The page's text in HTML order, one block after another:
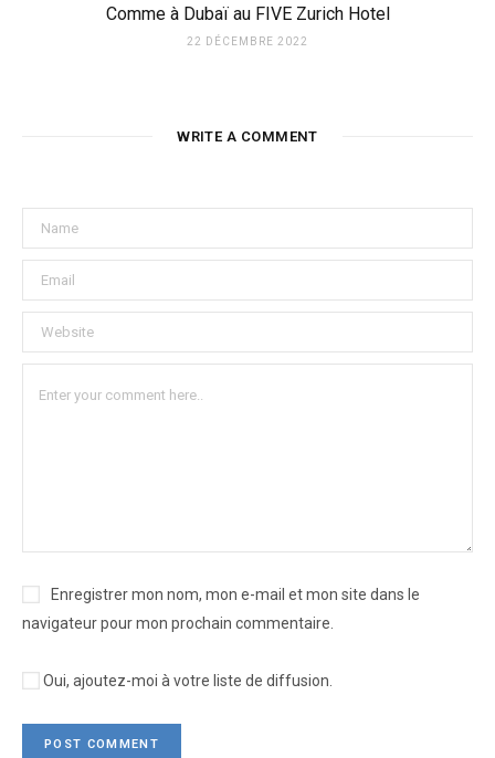
Comme à Dubaï au FIVE Zurich Hotel
22 DÉCEMBRE 2022
WRITE A COMMENT
Enregistrer mon nom, mon e-mail et mon site dans le
navigateur pour mon prochain commentaire.
Oui, ajoutez-moi à votre liste de diffusion.